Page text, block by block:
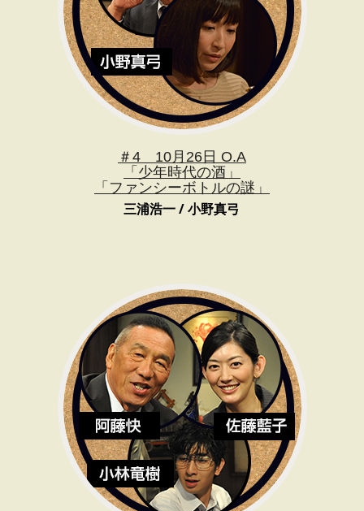
＃4 10月26日 O.A
「少年時代の酒」
「ファンシーボトルの謎」
三浦浩一 / 小野真弓